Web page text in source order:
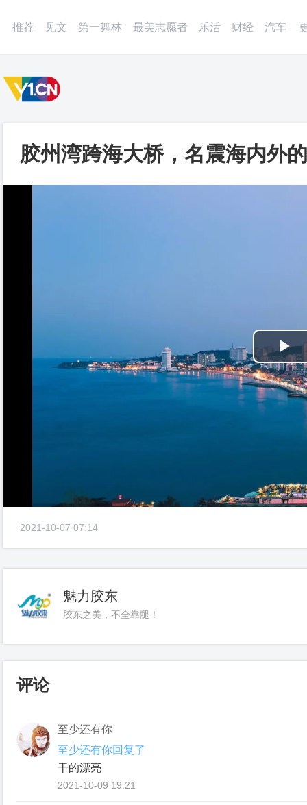
推荐 见文 第一舞林 最美志愿者 乐活 财经 汽车
胶州湾跨海大桥，名震海内外
2021-10-07 07:14
魅力胶东
胶东之美，不全靠腿！
评论
至少还有你
至少还有你回复了
干的漂亮
2021-10-09 19:21